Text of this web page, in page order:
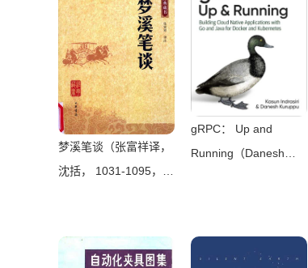
览》）（【法】马塞尔
•普鲁斯特，周克希
译）（广西师范大学出
版社 2015）
梦溪笔谈（张富祥译，
沈括， 1031-1095，
gRPC： Up and
Running（Danesh